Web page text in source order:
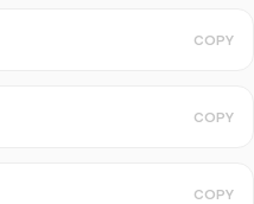
COPY
COPY
COPY